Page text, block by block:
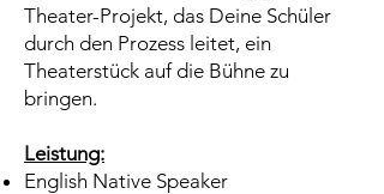
Theater-Projekt, das Deine Schüler
durch den Prozess leitet, ein
Theaterstück auf die Bühne zu
bringen.
Leistung:​
English Native Speaker